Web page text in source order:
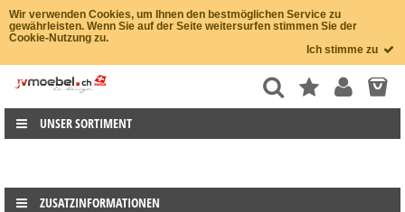
Wir verwenden Cookies, um Ihnen den bestmöglichen Service zu
gewährleisten. Wenn Sie auf der Seite weitersurfen stimmen Sie der
Cookie-Nutzung zu.
Ich stimme zu
UNSER SORTIMENT
ZUSATZINFORMATIONEN